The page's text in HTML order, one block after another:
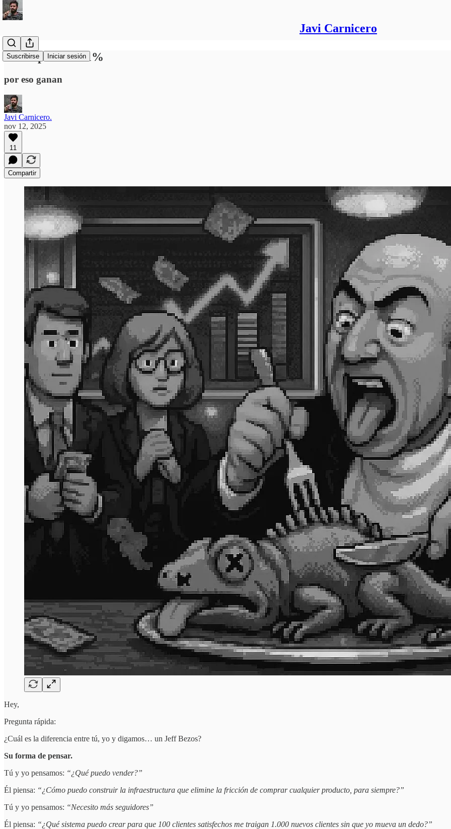
Javi Carnicero
Suscribirse Iniciar sesión
Cómo piensa el 1%
por eso ganan
Javi Carnicero.
nov 12, 2025
11
Compartir
Hey,
Pregunta rápida:
¿Cuál es la diferencia entre tú, yo y digamos… un Jeff Bezos?
Su forma de pensar.
Tú y yo pensamos: “¿Qué puedo vender?”
Él piensa: “¿Cómo puedo construir la infraestructura que elimine la fricción de comprar cualquier producto, para siempre?”
Tú y yo pensamos: “Necesito más seguidores”
Él piensa: “¿Qué sistema puedo crear para que 100 clientes satisfechos me traigan 1.000 nuevos clientes sin que yo mueva un dedo?”